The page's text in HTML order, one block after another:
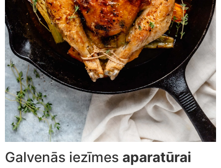
Galvenās iezīmes aparatūrai